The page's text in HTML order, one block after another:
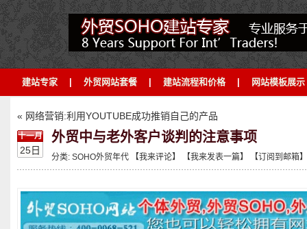
建站专家 外贸网站套餐 建站流程和价格 网站模板展示
« 网络营销:利用YOUTUBE成功推销自己的产品
十一月
25日
外贸中与老外客户谈判的注意事项
分类: SOHO外贸年代 【我来评论】 【我来发表一篇】 【订阅到邮箱】